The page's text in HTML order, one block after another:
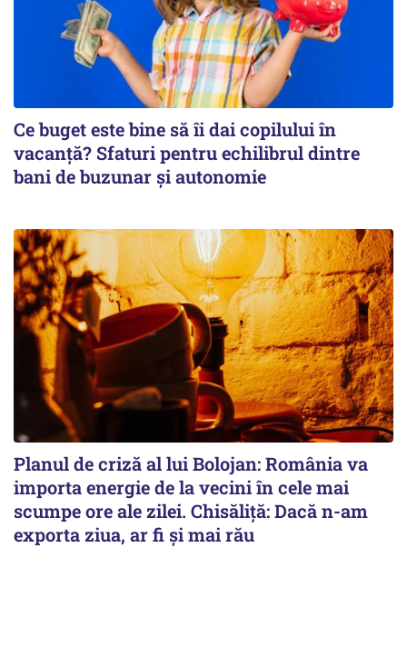
Ce buget este bine să îi dai copilului în
vacanță? Sfaturi pentru echilibrul dintre
bani de buzunar și autonomie
Planul de criză al lui Bolojan: România va
importa energie de la vecini în cele mai
scumpe ore ale zilei. Chisăliță: Dacă n-am
exporta ziua, ar fi și mai rău